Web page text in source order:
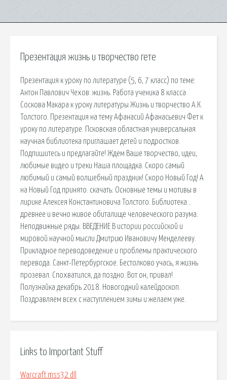
Презентация жизнь и творчество гете
Презентация к уроку по литературе (5, 6, 7 класс) по теме:
Антон Павлович Чехов: жизнь. Работа ученика 8 класса
Соскова Макара к уроку литературы Жизнь и творчество А.К.
Толстого. Презентация на тему Афанасий Афанасьевич Фет к
уроку по литературе. Псковская областная универсальная
научная библиотека приглашает детей и подростков.
Подпишитесь и предлагайте! Ждем Ваше творчество, идеи,
любимые видео и треки Наша площадка. Скоро самый
любимый и самый волшебный праздник! Скоро Новый Год! А
на Новый Год принято. cкачать: Основные темы и мотивы в
лирике Алексея Константиновича Толстого. Библиотека…
древнее и вечно живое обиталище человеческого разума.
Неподвижные ряды. ВВЕДЕНИЕ В истории российской и
мировой научной мысли Дмитрию Ивановичу Менделееву.
Прикладное переводоведение и проблемы практического
перевода. Санкт-Петербургское. Бестолково учась, я жизнь
прозевал. Спохватился, да поздно. Вот он, привал!
Полузнайка декабрь 2018. Новогодний калейдоскоп.
Поздравляем всех с наступлением зимы и желаем уже.
Links to Important Stuff
Warcraft mss32 dll